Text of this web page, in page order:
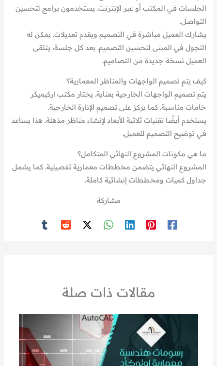
الجلسات في المكتب أو عبر الإنترنت. يستخدمون برامج لتحسين
التواصل.
يشارك العميل مباشرة في التصميم ويقدم تعديلات. يمكن له
التجول في المبنى لتحسين التصميم. بعد كل جلسة، يتلقى
العميل نسخة جديدة من التصاميم.
كيف يتم تصميم الواجهات والمناظر المعمارية؟
يتم تصميم الواجهات الخارجية بعناية. يختار مكتب اركيميكر
خامات مناسبة. كما يركز على تصميم الإنارة الخارجية.
يستخدم أيضًا تقنيات ثلاثية الأبعاد لإنشاء مناظر مذهلة. هذا يساعد
في توضيح التصميم للعميل.
ما هي مكونات المشروع النهائي المتكامل؟
المشروع النهائي يتضمن مخططات معمارية تفصيلية. كما يشمل
جداول كميات ومخططات إنشائية كاملة.
مشاركة
مقالات ذات صلة